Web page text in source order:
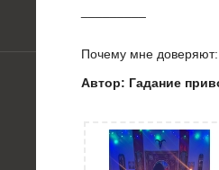
Почему мне
Автор: Гадание